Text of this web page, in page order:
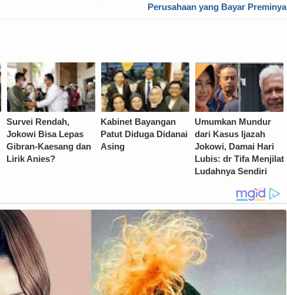
Perusahaan yang Bayar Preminya
Survei Rendah,
Jokowi Bisa Lepas
Gibran-Kaesang dan
Lirik Anies?
Kabinet Bayangan
Patut Diduga Didanai
Asing
Umumkan Mundur
dari Kasus Ijazah
Jokowi, Damai Hari
Lubis: dr Tifa Menjilat
Ludahnya Sendiri